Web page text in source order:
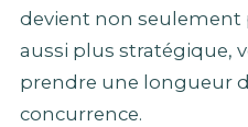
devient non seulement
aussi plus stratégique,
prendre une longueur
concurrence.